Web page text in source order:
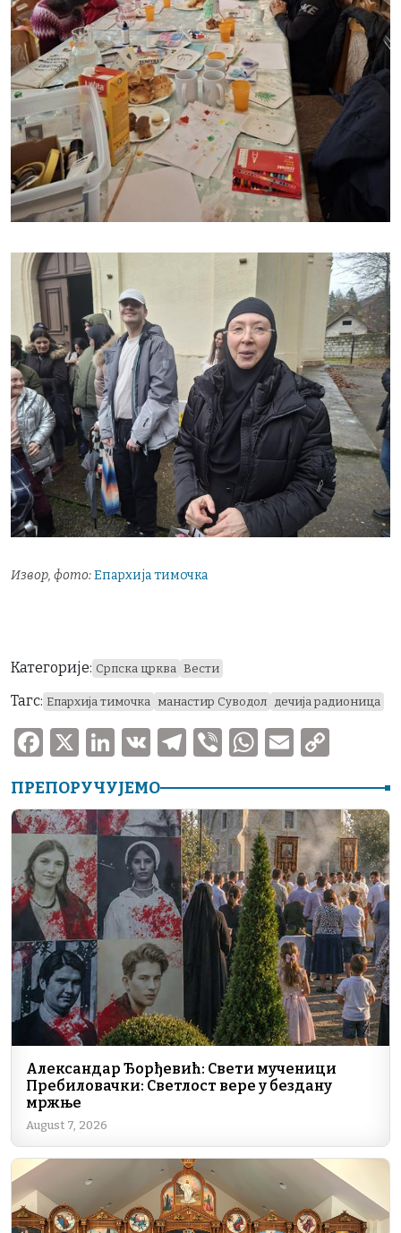
Извор, фото:Епархија тимочка
Категорије: Српска црква Вести
Тагс: Епархија тимочка манастир Суводол дечија радионица
F
c
e
b
o
o
k
X
Li
k
e
dI
n
V
T
e
gr
a
m
V
er
W
at
s
A
p
p
E
ai
l
p
y
Li
n
k
ПРЕПОРУЧУЈЕМО
Александар Ђорђевић: Свети мученици
Пребиловачки: Светлост вере у бездану
мржње
August 7, 2026